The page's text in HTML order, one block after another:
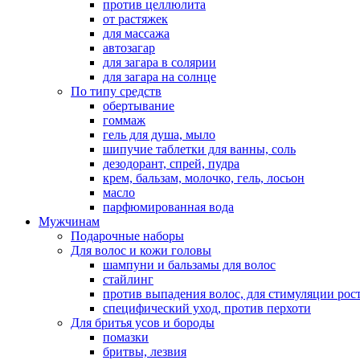
против целлюлита
от растяжек
для массажа
автозагар
для загара в солярии
для загара на солнце
По типу средств
обертывание
гоммаж
гель для душа, мыло
шипучие таблетки для ванны, соль
дезодорант, спрей, пудра
крем, бальзам, молочко, гель, лосьон
масло
парфюмированная вода
Мужчинам
Подарочные наборы
Для волос и кожи головы
шампуни и бальзамы для волос
стайлинг
против выпадения волос, для стимуляции
специфический уход, против перхоти
Для бритья усов и бороды
помазки
бритвы, лезвия